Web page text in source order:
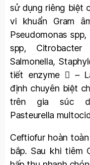
sử dụng riêng biệt
vi khuẩn Gram
Pseudomonas
spp, Citrobacter
Salmonella,
tiết enzyme  –
định chuyên biệt
trên gia súc do
Pasteurella
Ceftiofur hoàn
bắp. Sau khi tiêm